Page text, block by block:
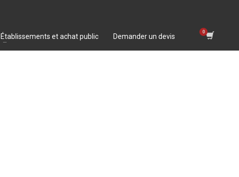
Établissements et achat public Demander un devis